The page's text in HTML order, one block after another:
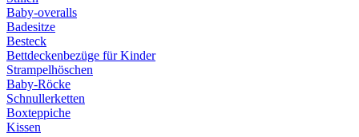
Baby-overalls
Badesitze
Besteck
Bettdeckenbezüge für Kinder
Strampelhöschen
Baby-Röcke
Schnullerketten
Boxteppiche
Kissen